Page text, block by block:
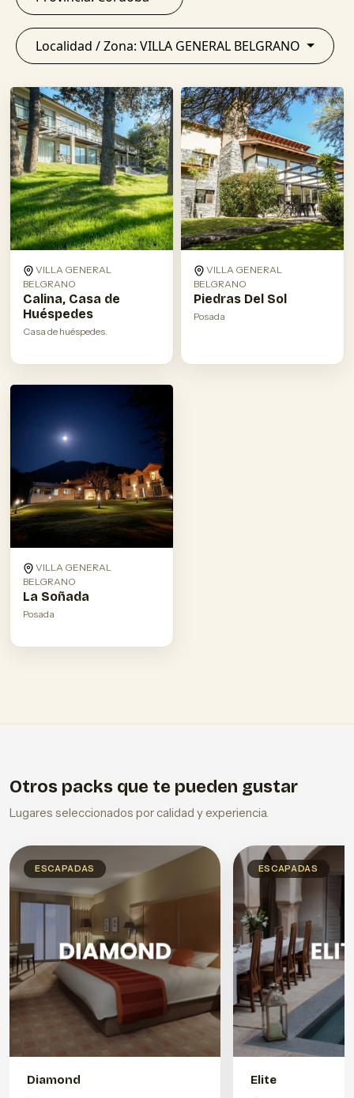
Localidad / Zona: VILLA GENERAL BELGRANO
VILLA GENERAL
BELGRANO
Calina, Casa de
Huéspedes
Casa de huéspedes.
VILLA GENERAL
BELGRANO
Piedras Del Sol
Posada
VILLA GENERAL
BELGRANO
La Soñada
Posada
Otros packs que te pueden gustar
Lugares seleccionados por calidad y experiencia.
ESCAPADAS
Diamond
ESCAPADAS
Elite